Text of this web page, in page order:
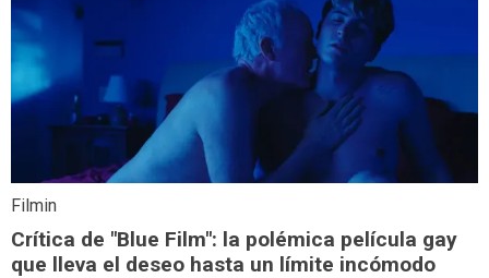
Filmin
Crítica de "Blue Film": la polémica película gay
que lleva el deseo hasta un límite incómodo